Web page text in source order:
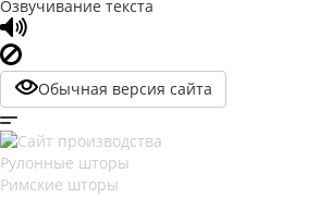
Озвучивание текста
Обычная версия сайта
Рулонные шторы
Римские шторы